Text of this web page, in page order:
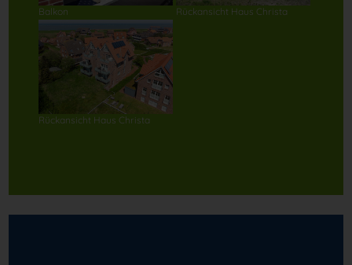
Balkon Rückansicht Haus Christa
Rückansicht Haus Christa